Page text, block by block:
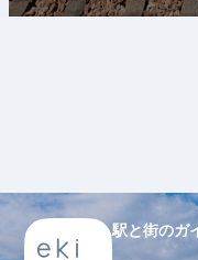
駅と街のガ